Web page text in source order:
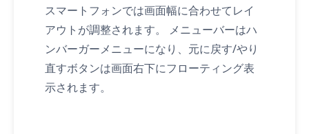
スマートフォンでは画面幅に合わせてレイ
アウトが調整されます。 メニューバーはハ
ンバーガーメニューになり、元に戻す/やり
直すボタンは画面右下にフローティング表
示されます。